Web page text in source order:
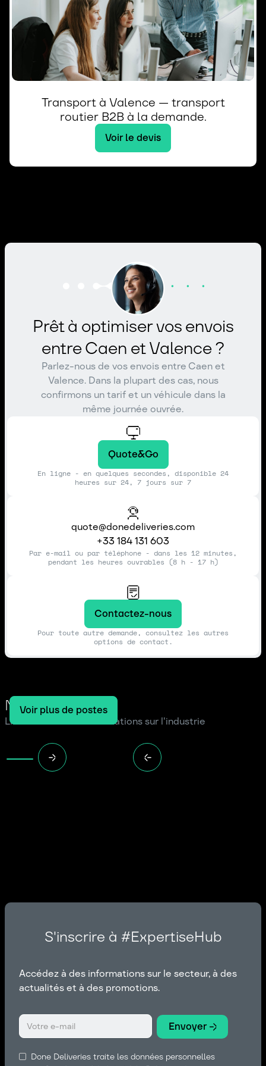
Transport à Valence — transport
routier B2B à la demande.
Voir le devis
Prêt à optimiser vos envois
entre Caen et Valence ?
Parlez-nous de vos envois entre Caen et
Valence. Dans la plupart des cas, nous
confirmons un tarif et un véhicule dans la
même journée ouvrée.
Quote&Go
En ligne - en quelques secondes, disponible 24
heures sur 24, 7 jours sur 7
quote@donedeliveries.com
+33 184 131 603
Par e-mail ou par téléphone - dans les 12 minutes,
pendant les heures ouvrables (8 h - 17 h)
Contactez-nous
Pour toute autre demande, consultez les autres
options de contact.
Notre blog
Lire les dernières informations sur l'industrie
Voir plus de postes
S'inscrire à #ExpertiseHub
Accédez à des informations sur le secteur, à des
actualités et à des promotions.
Done Deliveries traite les données personnelles